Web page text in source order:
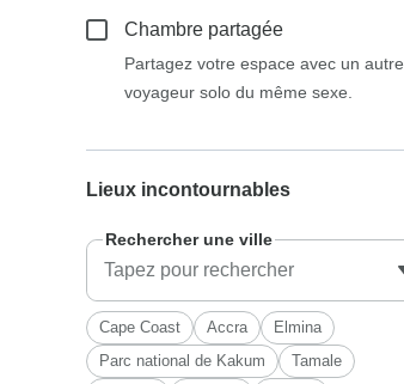
Chambre partagée
Partagez votre espace avec un autre
voyageur solo du même sexe.
Lieux incontournables
Rechercher une ville
Cape Coast Accra
Elmina
Parc national de Kakum
Tamale